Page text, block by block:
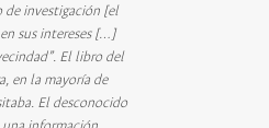
de investigación [el
sus intereses […]
El libro del
en la mayoría de
El desconocido